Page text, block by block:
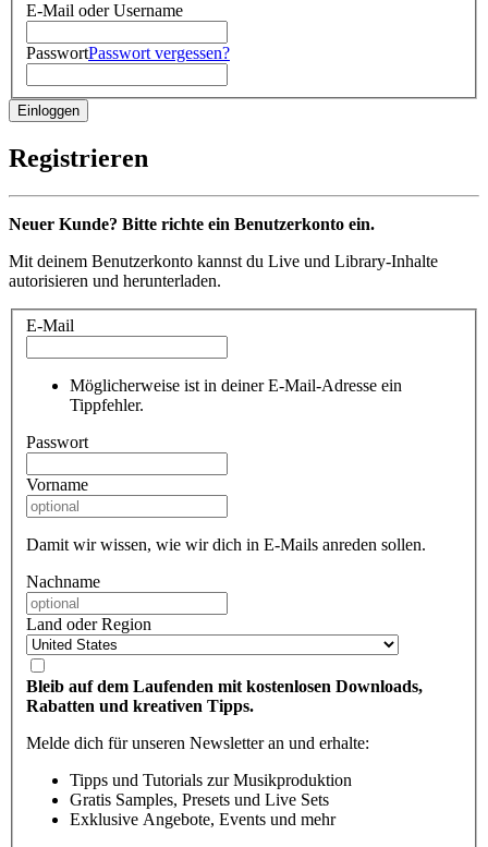
E-Mail oder Username
PasswortPasswort vergessen?
Registrieren
Neuer Kunde? Bitte richte ein Benutzerkonto ein.
Mit deinem Benutzerkonto kannst du Live und Library-Inhalte
autorisieren und herunterladen.
E-Mail
Möglicherweise ist in deiner E-Mail-Adresse ein
Tippfehler.
Passwort
Vorname
Damit wir wissen, wie wir dich in E-Mails anreden sollen.
Nachname
Land oder Region
Bleib auf dem Laufenden mit kostenlosen Downloads,
Rabatten und kreativen Tipps.
Melde dich für unseren Newsletter an und erhalte:
Tipps und Tutorials zur Musikproduktion
Gratis Samples, Presets und Live Sets
Exklusive Angebote, Events und mehr